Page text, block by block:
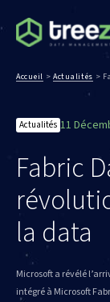
Accueil >Actualités >
Actualités 11
Fabric
la data
Microsoft a révélé
intégré à Microsoft